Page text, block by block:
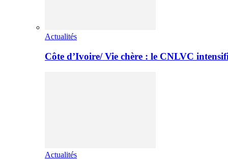
Actualités
Côte d’Ivoire/ Vie chère : le CNLVC
Actualités